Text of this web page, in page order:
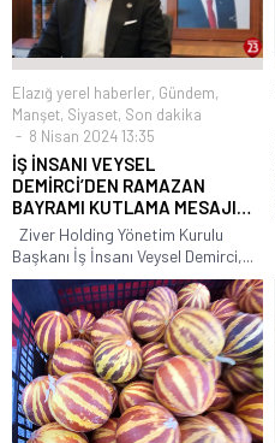
Elazığ yerel haberler, Gündem,
Manşet, Siyaset, Son dakika
8 Nisan 2024 13:35
İŞ İNSANI VEYSEL
DEMİRCİ’DEN RAMAZAN
BAYRAMI KUTLAMA MESAJI…
Ziver Holding Yönetim Kurulu
Başkanı İş İnsanı Veysel Demirci,...